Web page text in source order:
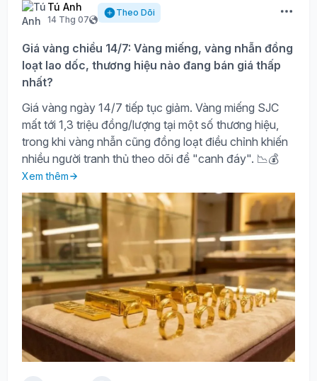
Tú Anh
14 Thg 07
Theo Dõi
Giá vàng chiều 14/7: Vàng miếng, vàng nhẫn đồng
loạt lao dốc, thương hiệu nào đang bán giá thấp
nhất?
Giá vàng ngày 14/7 tiếp tục giảm. Vàng miếng SJC
mất tới 1,3 triệu đồng/lượng tại một số thương hiệu,
trong khi vàng nhẫn cũng đồng loạt điều chỉnh khiến
nhiều người tranh thủ theo dõi để "canh đáy". 📉💰
Xem thêm